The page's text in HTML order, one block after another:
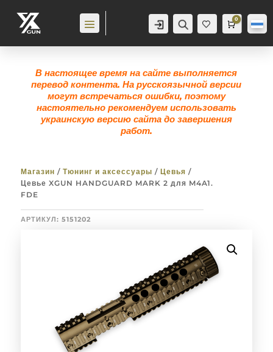
Аккаунт Поиск
Же
лан
Корзина
0
0,0грн
В настоящее время на сайте выполняется
перевод контента. На русскоязычной версии
могут встречаться ошибки, поэтому
настоятельно рекомендуем использовать
украинскую версию сайта до завершения
работ.
Магазин / Тюнинг и аксессуары / Цевья /
Цевье XGUN HANDGUARD MARK 2 для M4A1.
FDE
АРТИКУЛ: 5151202